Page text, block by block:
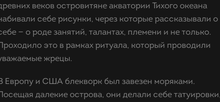
веков островитяне акватории Тихого океана
себе рисунки, через которые рассказывали о
— о роде занятий, талантах, племени и не только.
это в рамках ритуала, который проводили
жрецы.
Европу и США блекворк был завезен моряками.
далекие острова, они делали себе